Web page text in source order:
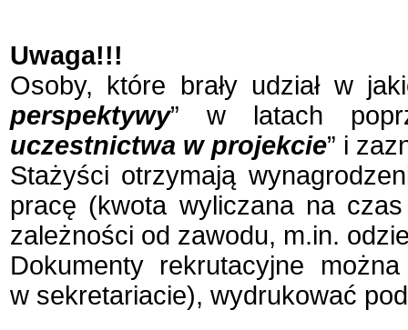
Uwaga!!!
Osoby, które brały udział w
perspektywy” w latach
uczestnictwa w projekcie” i
Stażyści otrzymają
pracę (kwota wyliczana na
zależności od zawodu, m.in.
Dokumenty rekrutacyjne
w sekretariacie), wydrukować